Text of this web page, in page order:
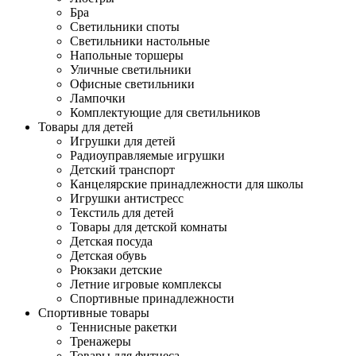
Бра
Светильники споты
Светильники настольные
Напольные торшеры
Уличные светильники
Офисные светильники
Лампочки
Комплектующие для светильников
Товары для детей
Игрушки для детей
Радиоуправляемые игрушки
Детский транспорт
Канцелярские принадлежности для школы
Игрушки антистресс
Текстиль для детей
Товары для детской комнаты
Детская посуда
Детская обувь
Рюкзаки детские
Летние игровые комплексы
Спортивные принадлежности
Спортивные товары
Теннисные ракетки
Тренажеры